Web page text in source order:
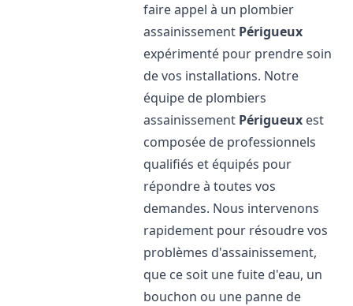
faire appel à un plombier
assainissement Périgueux
expérimenté pour prendre soin
de vos installations. Notre
équipe de plombiers
assainissement Périgueux est
composée de professionnels
qualifiés et équipés pour
répondre à toutes vos
demandes. Nous intervenons
rapidement pour résoudre vos
problèmes d'assainissement,
que ce soit une fuite d'eau, un
bouchon ou une panne de